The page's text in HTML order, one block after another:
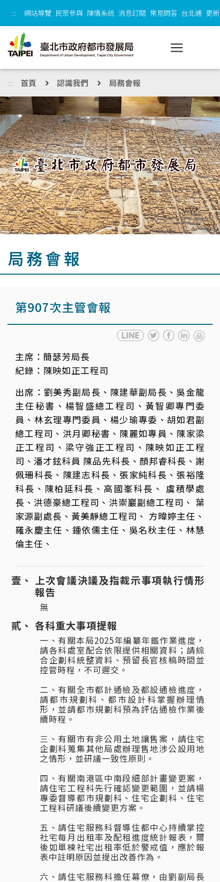
::: 網站導覽 民眾參與 陳情系統 消息訂閱 常見問答 台北通 更
::: 首頁 認識我們 局務會報
局務會報
第907次主管會報
主席： 簡瑟芳局長
紀錄： 陳映如正工程司
出席： 劉美秀副局長、陳建華副局長、吳金龍
主任秘書、楊智盛總工程司、黃智卿專門委
員、林玄理專門委員、楊少瑜專委、胡如君副
總工程司、洪月卿秘書、陳麗如專員、陳家梁
正工程司、梁守強正工程司、陳映如正工程
司、潘才鉉科員 陳品先科長、顏邦睿科長、謝
佩珊科長、陳建志科長、張家純科長、張裕隆
科長、陳柏延科長、高國峯科長、 虞積學處
長、洪德豪總工程司、洪崇巖副總工程司、 葉
家源副處長、黃美靜總工程司、 方暐婷主任、
羅永慶主任、鍾依儒主任、吳名秋主任、林慧
倫主任、
上次會議決議及指裁示事項執行情形
報告
無
各科重大事項提報
一、有關本局2025年編纂年鑑作業進度，
請各科處室配合依限提供相關資料；請綜
合企劃科統整資料、預留長官核稿時間並
控管時程，不可遲交。
二、有關全市都計通檢及都設通檢進度，
請都市規劃科、都市設計科掌握辦理情
形，並請都市規劃科預為評估通檢作業後
續時程。
三、有關市有非公用土地讓售案，請住宅
企劃科蒐集其他局處辦理售地涉公設用地
之情形，並研議一致性原則。
四、有關南港區中南段細部計畫變更案，
請住宅工程科先行確認變更範圍，並請楊
專委督導都市規劃科、住宅企劃科、住宅
工程科研議後續變更方案。
五、請住宅服務科督導住都中心持續掌控
社宅每月出租率及配租進度統計報表，爾
後如單棟社宅出租率低於警戒值，應於報
表中註明原因並提出改善作為。
六、請住宅服務科擔任幕僚，由劉副局長